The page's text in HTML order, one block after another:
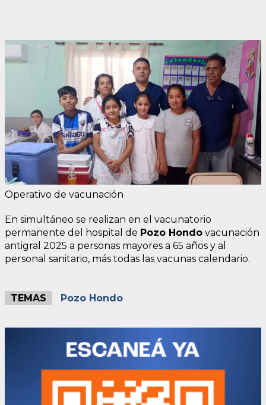
Operativo de vacunación
En simultáneo se realizan en el vacunatorio
permanente del hospital de Pozo Hondo vacunación
antigral 2025 a personas mayores a 65 años y al
personal sanitario, más todas las vacunas calendario.
TEMAS Pozo Hondo